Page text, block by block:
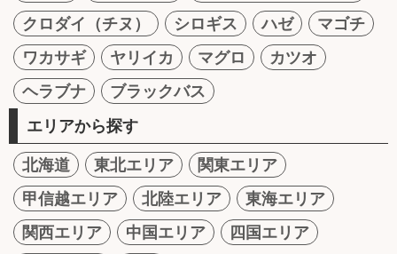
クロダイ（チヌ）
シロギス ハゼ
マゴチ
ワカサギ
ヤリイカ マグロ
カツオ
ヘラブナ
ブラックバス
エリアから探す
北海道 東北エリア
関東エリア
甲信越エリア
北陸エリア
東海エリア
関西エリア
中国エリア
四国エリア